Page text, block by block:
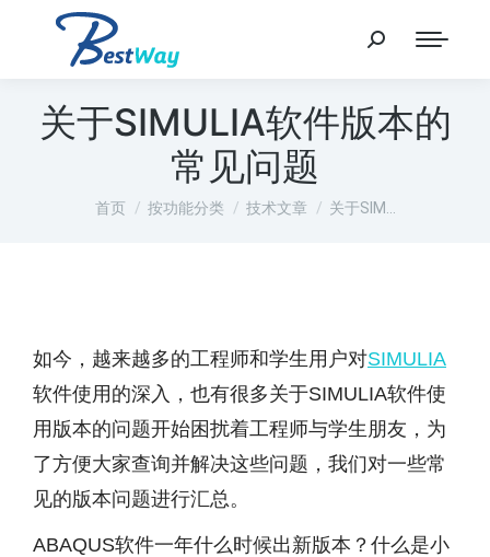
关于SIMULIA软件版本的
常见问题
您在这里：
首页 按功能分类 技术文章 关于SIM…
如今，越来越多的工程师和学生用户对SIMULIA
软件使用的深入，也有很多关于SIMULIA软件使
用版本的问题开始困扰着工程师与学生朋友，为
了方便大家查询并解决这些问题，我们对一些常
见的版本问题进行汇总。
ABAQUS软件一年什么时候出新版本？什么是小